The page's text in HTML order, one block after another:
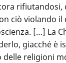
rifiutandosi,
ciò violando il
[…] La
giacché è
religioni